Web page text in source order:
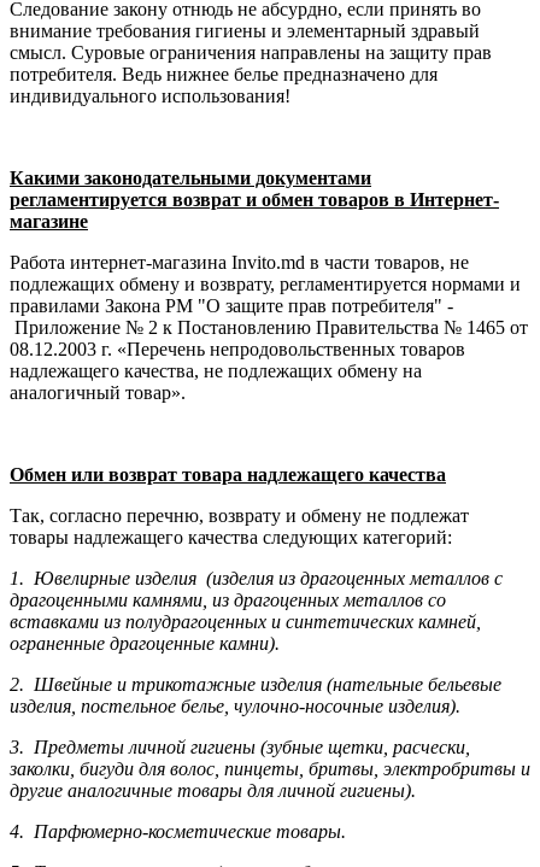
Следование закону отнюдь не абсурдно, если принять во
внимание требования гигиены и элементарный здравый
смысл. Суровые ограничения направлены на защиту прав
потребителя. Ведь нижнее белье предназначено для
индивидуального использования!
Какими законодательными документами
регламентируется возврат и обмен товаров в Интернет-
магазине
Работа интернет-магазина Invito.md в части товаров, не
подлежащих обмену и возврату, регламентируется нормами и
правилами Закона РМ "О защите прав потребителя" -
Приложение № 2 к Постановлению Правительства № 1465 от
08.12.2003 г. «Перечень непродовольственных товаров
надлежащего качества, не подлежащих обмену на
аналогичный товар».
Обмен или возврат товара надлежащего качества
Так, согласно перечню, возврату и обмену не подлежат
товары надлежащего качества следующих категорий:
1. Ювелирные изделия (изделия из драгоценных металлов с
драгоценными камнями, из драгоценных металлов со
вставками из полудрагоценных и синте­тических камней,
ограненные драгоценные камни).
2. Швейные и трикотажные изделия (нательные бельевые
изделия, постельное белье, чулочно-носочные изделия).
3. Предметы личной гигиены (зубные щетки, расчески,
заколки, бигуди для волос, пинцеты, бритвы, электробритвы и
другие аналогичные товары для личной гигиены).
4. Парфюмерно-косметические товары.